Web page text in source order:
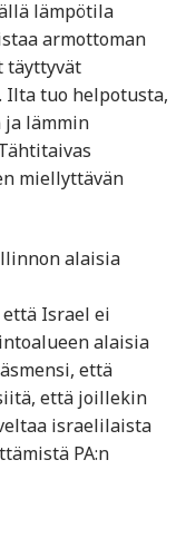
lämpötila
armottoman
täyttyvät
tuo helpotusta,
ja lämmin
miellyttävän
alaisia
Israel ei
alaisia
että
että joillekin
israelilaista
PA:n